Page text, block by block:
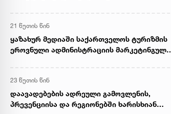
21 წუთის წინ
ყაზახურ მედიაში საქართველოს ტურიზმის
ეროვნული ადმინისტრაციის მარკეტინგული
23 წუთის წინ
დაავადებების ადრეული გამოვლენის,
პრევენციისა და რეგიონებში ხარისხიან